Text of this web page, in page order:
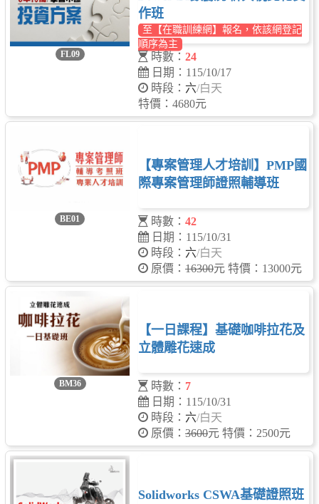
FL09
作班
至【在職訓練網】報名，依該網登記
順序為主
時數： 24
日期：115/10/17
時段： 六/白天
特價：4680元
BE01
【專案管理人才培訓】PMP國
際專案管理師證照輔導班
時數： 42
日期：115/10/31
時段： 六/白天
原價： 16300元 特價：13000元
BM36
【一日課程】基礎咖啡拉花及
立體雕花速成
時數： 7
日期：115/10/31
時段： 六/白天
原價： 3600元 特價：2500元
Solidworks CSWA基礎證照班